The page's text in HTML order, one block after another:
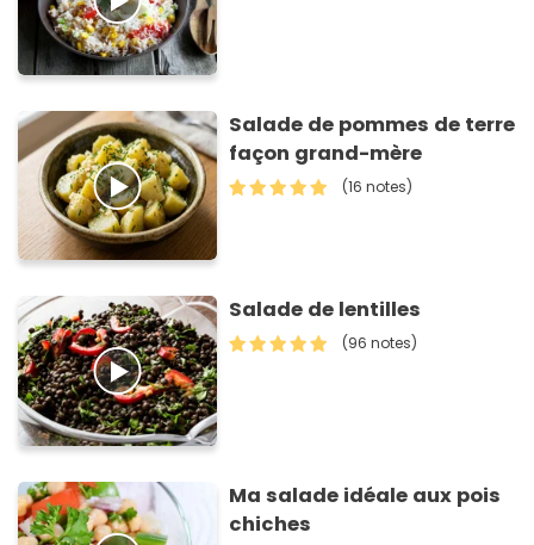
Salade de pommes de terre
façon grand-mère
(16 notes)
Salade de lentilles
(96 notes)
Ma salade idéale aux pois
chiches